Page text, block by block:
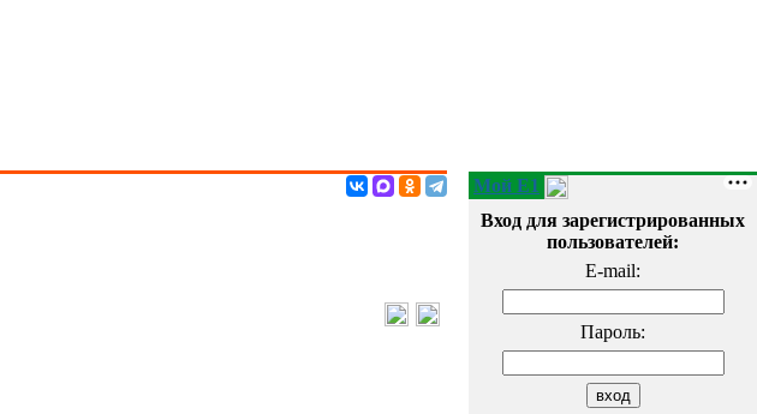
Мой E1
Вход для зарегистрированных
пользователей:
E-mail:
Пароль: